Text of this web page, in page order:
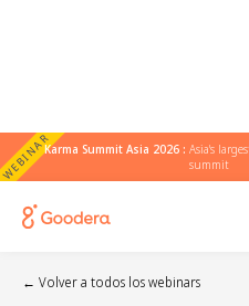
WEBINARKarma Summit Asia 2026 :Asia's
summit
← Volver a todos los webinars
🗓️May 8, 2025